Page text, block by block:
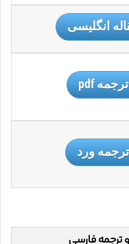
انگلیسی
ترجمه pdf
ترجمه ورد
فارسی